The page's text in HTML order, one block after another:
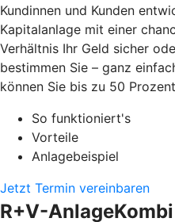
Kundinnen und Kunden
Kapitalanlage mit einer
Verhältnis Ihr Geld sicher
bestimmen Sie – ganz
können Sie bis zu 50
So funktioniert's
Vorteile
Anlagebeispiel
Jetzt Termin vereinbaren
R+V-